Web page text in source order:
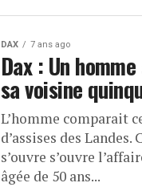
DAX 7 ans ago
Dax : Un
sa voisine
L’homme comparait
d’assises des Landes.
s’ouvre s’ouvre
âgée de 50 ans...